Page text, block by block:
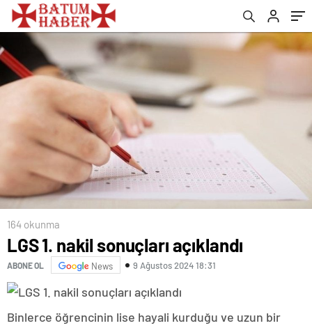
164 okunma
LGS 1. nakil sonuçları açıklandı
ABONE OL News 9 Ağustos 2024 18:31
Binlerce öğrencinin lise hayali kurduğu ve uzun bir